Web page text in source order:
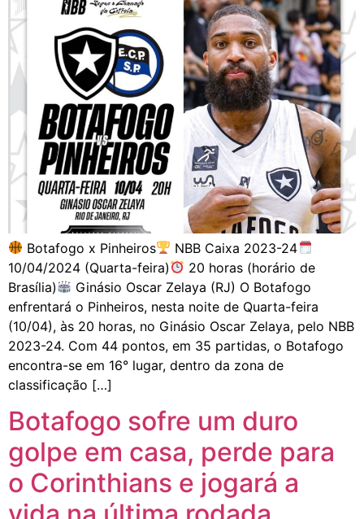
Botafogo x Pinheiros
NBB Caixa 2023-24
10/04/2024 (Quarta-feira)
20 horas (horário de
Brasília)
Ginásio Oscar Zelaya (RJ) O Botafogo
enfrentará o Pinheiros, nesta noite de Quarta-feira
(10/04), às 20 horas, no Ginásio Oscar Zelaya, pelo NBB
2023-24. Com 44 pontos, em 35 partidas, o Botafogo
encontra-se em 16° lugar, dentro da zona de
classificação […]
Botafogo sofre um duro
golpe em casa, perde para
o Corinthians e jogará a